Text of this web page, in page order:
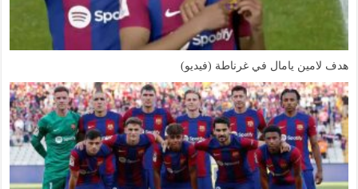
هدف لامين يامال في غرناطة (فيديو)